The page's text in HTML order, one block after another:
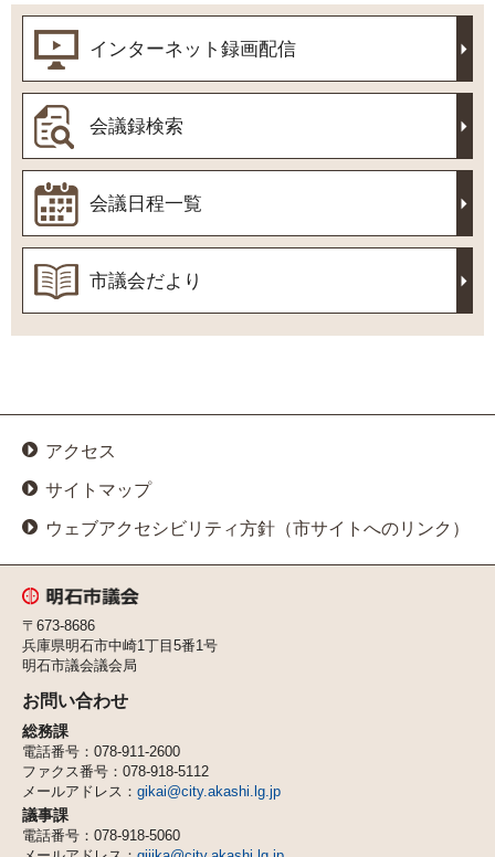
インターネット録画配信
会議録検索
会議日程一覧
市議会だより
アクセス
サイトマップ
ウェブアクセシビリティ方針（市サイトへのリンク）
明石市議会
〒673-8686
兵庫県明石市中崎1丁目5番1号
明石市議会議会局
お問い合わせ
総務課
電話番号：078-911-2600
ファクス番号：078-918-5112
メールアドレス： gikai@city.akashi.lg.jp
議事課
電話番号：078-918-5060